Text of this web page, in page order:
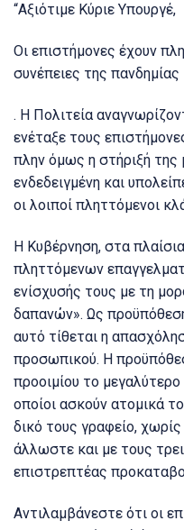
“Αξιότιμε Κύριε Υπουργέ,
Οι επιστήμονες έχουν
συνέπειες της πανδημίας
. Η Πολιτεία
ενέταξε τους
πλην όμως η στήριξή της
ενδεδειγμένη και
οι λοιποί πληττόμενοι
Η Κυβέρνηση, στα
πληττόμενων
ενίσχυσής τους με τη
δαπανών». Ως
αυτό τίθεται η
προσωπικού. Η
προοιμίου το
οποίοι ασκούν ατομικά
δικό τους γραφείο,
άλλωστε και με τους
επιστρεπτέας
Αντιλαμβάνεστε ότι οι